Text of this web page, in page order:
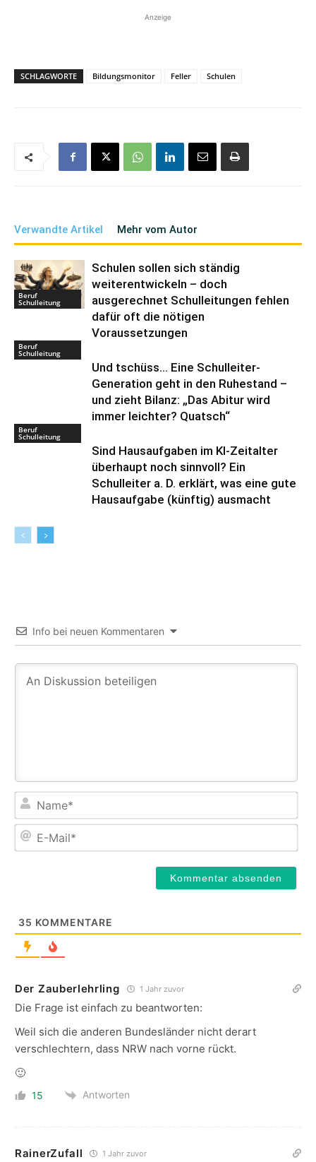
Anzeige
SCHLAGWORTE Bildungsmonitor Feller Schulen
Verwandte Artikel Mehr vom Autor
Beruf
Schulleitung
Schulen sollen sich ständig
weiterentwickeln – doch
ausgerechnet Schulleitungen fehlen
dafür oft die nötigen
Voraussetzungen
Beruf
Schulleitung
Und tschüss… Eine Schulleiter-
Generation geht in den Ruhestand –
und zieht Bilanz: „Das Abitur wird
immer leichter? Quatsch“
Beruf
Schulleitung
Sind Hausaufgaben im KI-Zeitalter
überhaupt noch sinnvoll? Ein
Schulleiter a. D. erklärt, was eine gute
Hausaufgabe (künftig) ausmacht
Info bei neuen Kommentaren
E-
35 KOMMENTARE
Der Zauberlehrling 1 Jahr zuvor
Die Frage ist einfach zu beantworten:
Weil sich die anderen Bundesländer nicht derart
verschlechtern, dass NRW nach vorne rückt.
🙂
15 Antworten
RainerZufall 1 Jahr zuvor